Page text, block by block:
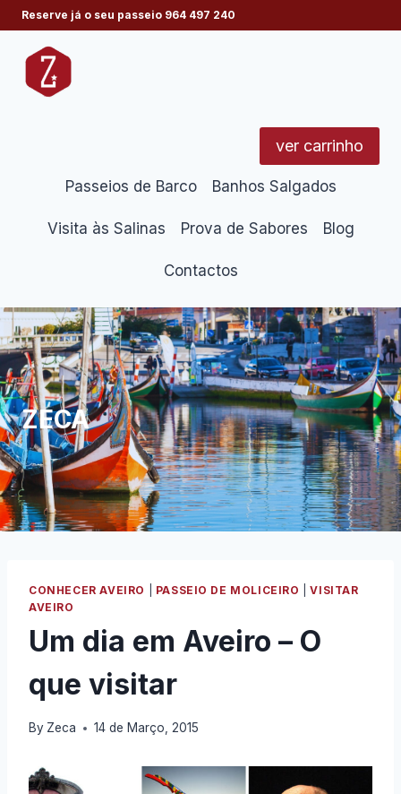
Skip
to
content
Reserve já o seu passeio 964 497 240
ver carrinho
Passeios de Barco Banhos Salgados
Visita às Salinas Prova de Sabores Blog
Contactos
ZECA
CONHECER AVEIRO PASSEIO DE MOLICEIRO |VISITAR
AVEIRO
Um dia em Aveiro – O
que visitar
By Zeca 14 de Março, 2015